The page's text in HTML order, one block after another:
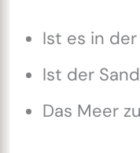
Ist es in
Ist der
Das Meer